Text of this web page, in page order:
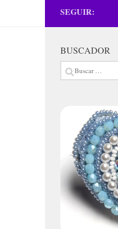
SEGUIR:
BUSCADOR
Buscar: